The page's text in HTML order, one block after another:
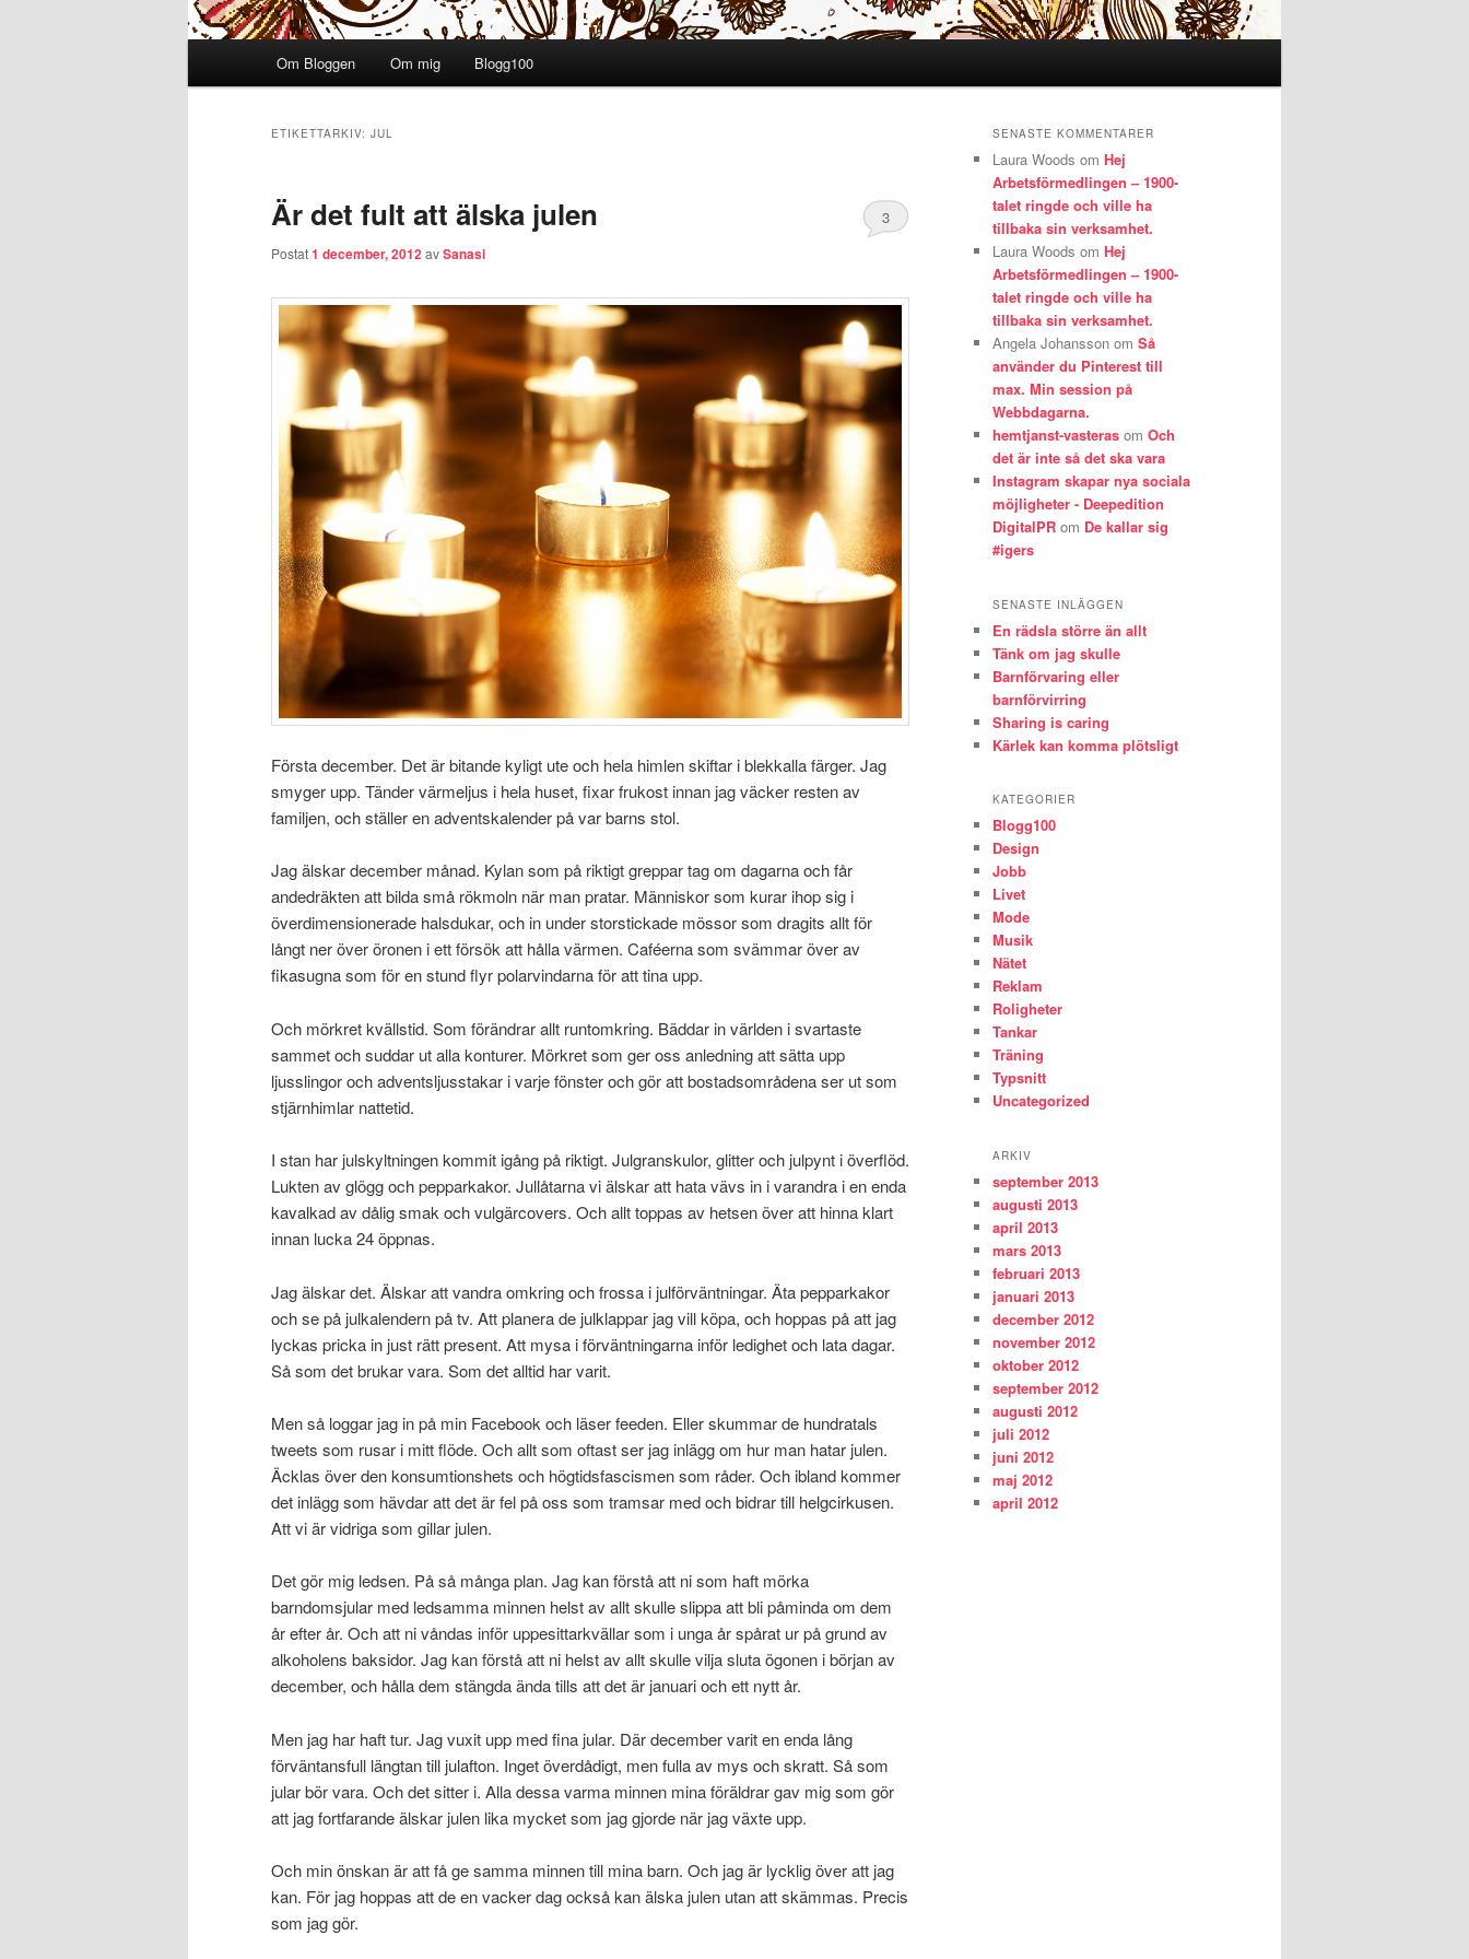
Hoppa till huvudinnehåll
Hoppa till sekundärt innehåll
Om Bloggen Om mig Blogg100
ETIKETTARKIV: JUL
Är det fult att älska julen
Postat1 december, 2012avSanasi
3
Första december. Det är bitande kyligt ute och hela himlen skiftar i blekkalla färger. Jag
smyger upp. Tänder värmeljus i hela huset, fixar frukost innan jag väcker resten av
familjen, och ställer en adventskalender på var barns stol.
Jag älskar december månad. Kylan som på riktigt greppar tag om dagarna och får
andedräkten att bilda små rökmoln när man pratar. Människor som kurar ihop sig i
överdimensionerade halsdukar, och in under storstickade mössor som dragits allt för
långt ner över öronen i ett försök att hålla värmen. Caféerna som svämmar över av
fikasugna som för en stund flyr polarvindarna för att tina upp.
Och mörkret kvällstid. Som förändrar allt runtomkring. Bäddar in världen i svartaste
sammet och suddar ut alla konturer. Mörkret som ger oss anledning att sätta upp
ljusslingor och adventsljusstakar i varje fönster och gör att bostadsområdena ser ut som
stjärnhimlar nattetid.
I stan har julskyltningen kommit igång på riktigt. Julgranskulor, glitter och julpynt i överflöd.
Lukten av glögg och pepparkakor. Jullåtarna vi älskar att hata vävs in i varandra i en enda
kavalkad av dålig smak och vulgärcovers. Och allt toppas av hetsen över att hinna klart
innan lucka 24 öppnas.
Jag älskar det. Älskar att vandra omkring och frossa i julförväntningar. Äta pepparkakor
och se på julkalendern på tv. Att planera de julklappar jag vill köpa, och hoppas på att jag
lyckas pricka in just rätt present. Att mysa i förväntningarna inför ledighet och lata dagar.
Så som det brukar vara. Som det alltid har varit.
Men så loggar jag in på min Facebook och läser feeden. Eller skummar de hundratals
tweets som rusar i mitt flöde. Och allt som oftast ser jag inlägg om hur man hatar julen.
Äcklas över den konsumtionshets och högtidsfascismen som råder. Och ibland kommer
det inlägg som hävdar att det är fel på oss som tramsar med och bidrar till helgcirkusen.
Att vi är vidriga som gillar julen.
Det gör mig ledsen. På så många plan. Jag kan förstå att ni som haft mörka
barndomsjular med ledsamma minnen helst av allt skulle slippa att bli påminda om dem
år efter år. Och att ni våndas inför uppesittarkvällar som i unga år spårat ur på grund av
alkoholens baksidor. Jag kan förstå att ni helst av allt skulle vilja sluta ögonen i början av
december, och hålla dem stängda ända tills att det är januari och ett nytt år.
Men jag har haft tur. Jag vuxit upp med fina jular. Där december varit en enda lång
förväntansfull längtan till julafton. Inget överdådigt, men fulla av mys och skratt. Så som
jular bör vara. Och det sitter i. Alla dessa varma minnen mina föräldrar gav mig som gör
att jag fortfarande älskar julen lika mycket som jag gjorde när jag växte upp.
Och min önskan är att få ge samma minnen till mina barn. Och jag är lycklig över att jag
kan. För jag hoppas att de en vacker dag också kan älska julen utan att skämmas. Precis
som jag gör.
SENASTE KOMMENTARER
Laura Woods om Hej
Arbetsförmedlingen – 1900-
talet ringde och ville ha
tillbaka sin verksamhet.
Laura Woods om Hej
Arbetsförmedlingen – 1900-
talet ringde och ville ha
tillbaka sin verksamhet.
Angela Johansson om Så
använder du Pinterest till
max. Min session på
Webbdagarna.
hemtjanst-vasteras om Och
det är inte så det ska vara
Instagram skapar nya sociala
möjligheter - Deepedition
DigitalPR om De kallar sig
#igers
SENASTE INLÄGGEN
En rädsla större än allt
Tänk om jag skulle
Barnförvaring eller
barnförvirring
Sharing is caring
Kärlek kan komma plötsligt
KATEGORIER
Blogg100
Design
Jobb
Livet
Mode
Musik
Nätet
Reklam
Roligheter
Tankar
Träning
Typsnitt
Uncategorized
ARKIV
september 2013
augusti 2013
april 2013
mars 2013
februari 2013
januari 2013
december 2012
november 2012
oktober 2012
september 2012
augusti 2012
juli 2012
juni 2012
maj 2012
april 2012